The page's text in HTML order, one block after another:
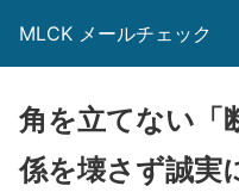
MLCK メールチェック
角を立てない「
係を壊さず誠実